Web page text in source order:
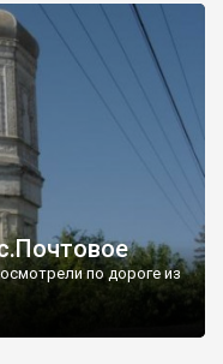
по дороге из